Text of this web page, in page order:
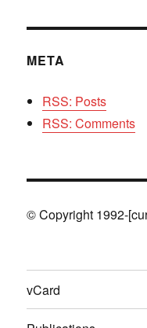
META
RSS: Posts
RSS: Comments
© Copyright 1992-
vCard